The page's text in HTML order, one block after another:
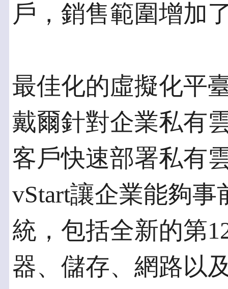
戶，銷售範圍增加
最佳化的虛擬化平
戴爾針對企業私有
客戶快速部署私有
vStart讓企業能夠
統，包括全新的第
器、儲存、網路以